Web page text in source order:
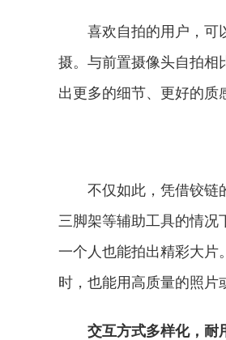
喜欢自拍的用户，可
摄。与前置摄像头自拍相
出更多的细节、更好的质
不仅如此，凭借铰链
三脚架等辅助工具的情况
一个人也能拍出精彩大片
时，也能用高质量的照片
交互方式多样化，耐